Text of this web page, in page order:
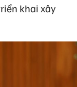
khai xây